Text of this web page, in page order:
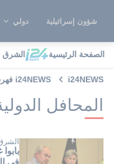
شؤون إسرائيلية دولي
الصفحة الرئيسية الشرق
i24NEWS i24NEWS فهرس علامات
المحافل
في